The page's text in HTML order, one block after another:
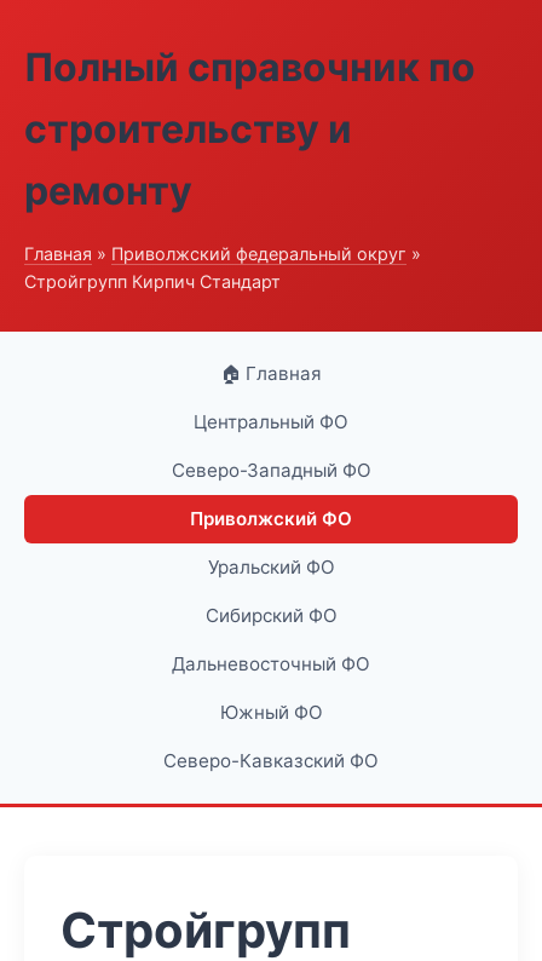
Полный справочник по
строительству и
ремонту
Главная » Приволжский федеральный округ »
Стройгрупп Кирпич Стандарт
🏠 Главная
Центральный ФО
Северо-Западный ФО
Приволжский ФО
Уральский ФО
Сибирский ФО
Дальневосточный ФО
Южный ФО
Северо-Кавказский ФО
Стройгрупп